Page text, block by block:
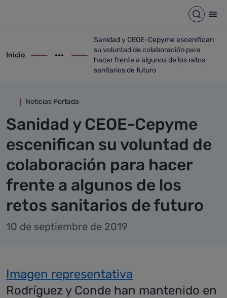
Abrir
ir-a inicio
Inicio
Mostrar opciones del camino de migas
ir-a Sanidad y CEOE-Cepyme
Sanidad y CEOE-Cepyme escenifican
su voluntad de colaboración para
hacer frente a algunos de los retos
sanitarios de futuro
Noticias Portada
Sanidad y CEOE-Cepyme
escenifican su voluntad de
colaboración para hacer
frente a algunos de los
retos sanitarios de futuro
10 de septiembre de 2019
Imagen representativa
Rodríguez y Conde han mantenido en